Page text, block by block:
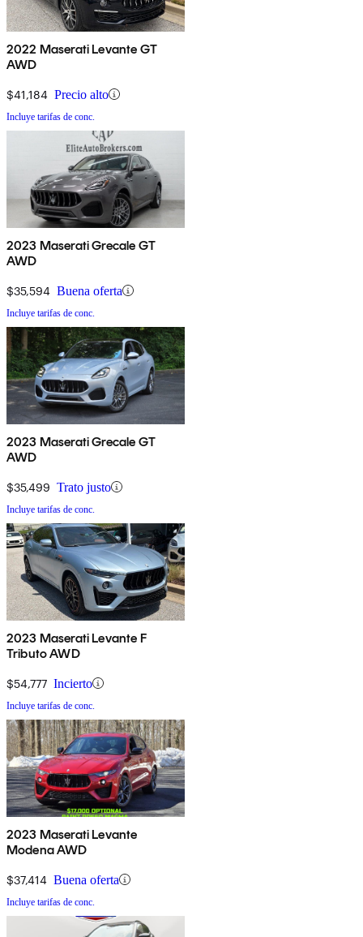
2022 Maserati Levante GT
AWD
$41,184 Precio alto
Incluye tarifas de conc.
2023 Maserati Grecale GT
AWD
$35,594 Buena oferta
Incluye tarifas de conc.
2023 Maserati Grecale GT
AWD
$35,499 Trato justo
Incluye tarifas de conc.
2023 Maserati Levante F
Tributo AWD
$54,777 Incierto
Incluye tarifas de conc.
2023 Maserati Levante
Modena AWD
$37,414 Buena oferta
Incluye tarifas de conc.